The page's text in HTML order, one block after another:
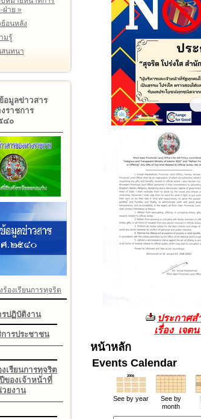
ฝ่าย »
อนหลัง
มรู้
นทนา
อมูลข่าวสาร
ราชการ
๔๐
ร้องเรียนการทุจริต
ปฏิบัติงาน
ารประชาชน
งเรียนการทุจริต
ของเจ้าหน้าที่
ยงาน
ประกาศ
เรื่อง เจต
หน้าหลัก
Events Calendar
See by year
See by
month